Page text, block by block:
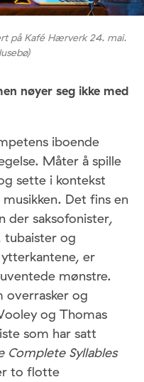
på Kafé Hærverk 24. mai.
nøyer seg ikke med
iboende
Måter å spille
sette i kontekst
Det fins en
der saksofonister,
og
er
mønstre.
overrasker og
og Thomas
som har satt
Complete Syllables
to flotte